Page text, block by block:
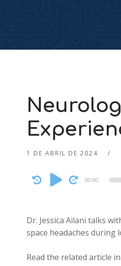
1 DE ABRIL DE 2024
Audio
Player
00:00
Dr. Jessica Ailani talks
space headaches
Read the related article in